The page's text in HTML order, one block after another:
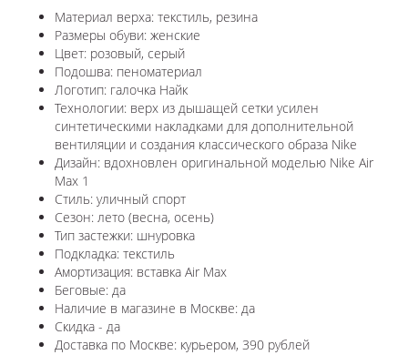
Материал верха: текстиль, резина
Размеры обуви: женские
Цвет: розовый, серый
Подошва: пеноматериал
Логотип: галочка Найк
Технологии: верх из дышащей сетки усилен
синтетическими накладками для дополнительной
вентиляции и создания классического образа Nike
Дизайн: вдохновлен оригинальной моделью Nike Air
Max 1
Стиль: уличный спорт
Сезон: лето (весна, осень)
Тип застежки: шнуровка
Подкладка: текстиль
Амортизация: вставка Air Max
Беговые: да
Наличие в магазине в Москве: да
Скидка - да
Доставка по Москве: курьером, 390 рублей